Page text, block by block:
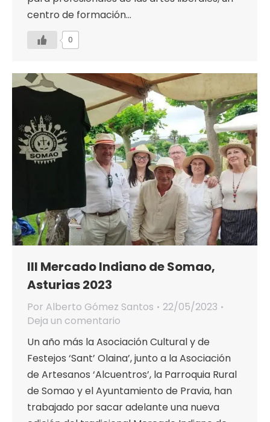
centro de formación…
0
III Mercado Indiano de Somao,
Asturias 2023
Por Alberto Gómez Santos
22/05/2023
Deja un comentario
Un año más la Asociación Cultural y de
Festejos ‘Sant’ Olaina’, junto a la Asociación
de Artesanos ‘Alcuentros’, la Parroquia Rural
de Somao y el Ayuntamiento de Pravia, han
trabajado por sacar adelante una nueva